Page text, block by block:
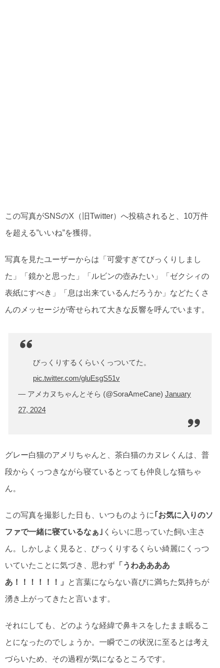
この写真がSNSのX（旧Twitter）へ投稿されると、10万件
を超える”いいね”を獲得。
写真を見たユーザーからは「可愛すぎてびっくりしまし
た」「鏡かと思った」「ルビンの壺みたい」「ゼクシィの
表紙にすべき」「息は出来ているんだろうか」などたくさ
んのメッセージが寄せられて大きな反響を呼んでいます。
グレー白猫のアメリちゃんと、茶白猫のカヌレくんは、普
段からくっつきながら寝ているとっても仲良しな猫ちゃ
ん。
この写真を撮影した日も、いつものように
｢お気に入りのソ
ファで一緒に寝ているなぁ｣ くらいに思っていた飼い主さ
ん。しかしよく見ると、びっくりするくらい綺麗にくっつ
いていたことに気づき、思わず 「うわああああ
あ！！！！！！」
と言葉にならない喜びに満ちた気持ちが
湧き上がってきたと言います。
それにしても、どのような経緯で鼻キスをしたまま眠るこ
とになったのでしょうか。一瞬でこの状況に至るとは考え
づらいため、その過程が気になるところです。